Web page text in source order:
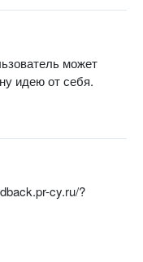
может
идею от себя.
cy.ru/?